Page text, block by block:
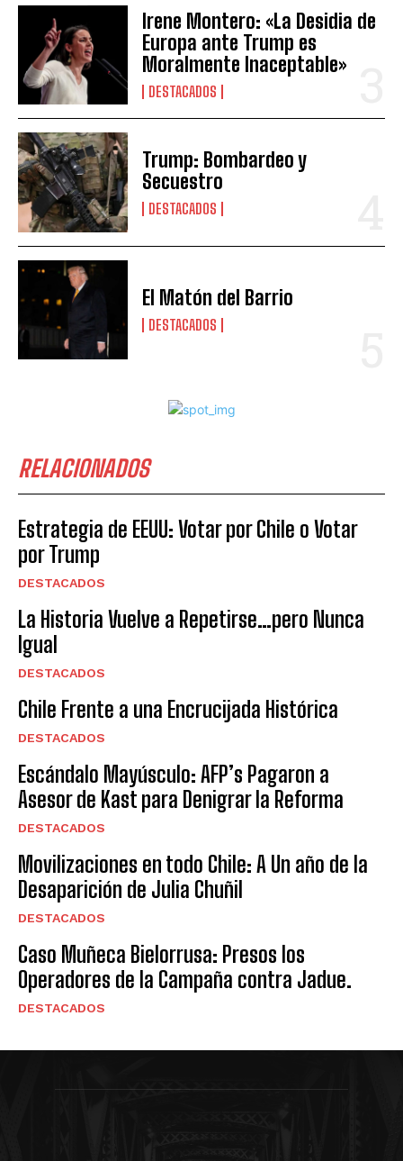
Irene Montero: «La Desidia de
Europa ante Trump es
Moralmente Inaceptable»
DESTACADOS
Trump: Bombardeo y
Secuestro
DESTACADOS
El Matón del Barrio
DESTACADOS
RELACIONADOS
Estrategia de EEUU: Votar por Chile o Votar
por Trump
DESTACADOS
La Historia Vuelve a Repetirse…pero Nunca
Igual
DESTACADOS
Chile Frente a una Encrucijada Histórica
DESTACADOS
Escándalo Mayúsculo: AFP’s Pagaron a
Asesor de Kast para Denigrar la Reforma
DESTACADOS
Movilizaciones en todo Chile: A Un año de la
Desaparición de Julia Chuñil
DESTACADOS
Caso Muñeca Bielorrusa: Presos los
Operadores de la Campaña contra Jadue.
DESTACADOS